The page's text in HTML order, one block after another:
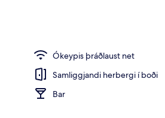
Ókeypis þráðlaust net
Samliggjandi herbergi í boði
Bar